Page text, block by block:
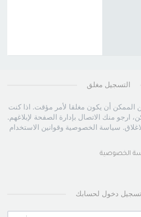
التسجيل مغلق
الممكن أن يكون مغلقا لأمر مؤقت. اذا كنت
ارجو منك الاتصال بإدارة الصفحة لإبلاغهم.
سياسة الخصوصية وقوانين الاستخدام
الخصوصية
تسجيل دخول لحسابك